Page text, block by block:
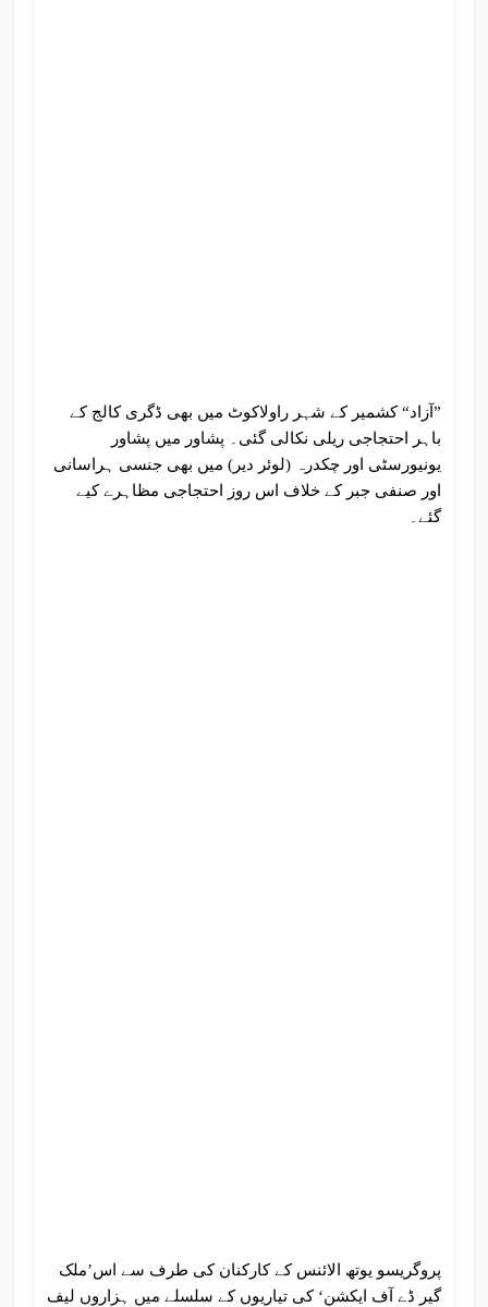
”آزاد“ کشمیر کے شہر راولاکوٹ میں بھی ڈگری کالج کے
باہر احتجاجی ریلی نکالی گئی۔ پشاور میں پشاور
یونیورسٹی اور چکدرہ (لوئر دیر) میں بھی جنسی ہراسانی
اور صنفی جبر کے خلاف اس روز احتجاجی مظاہرے کیے
گئے۔
پروگریسو یوتھ الائنس کے کارکنان کی طرف سے اس’ملک
گیر ڈے آف ایکشن‘ کی تیاریوں کے سلسلے میں ہزاروں لیف